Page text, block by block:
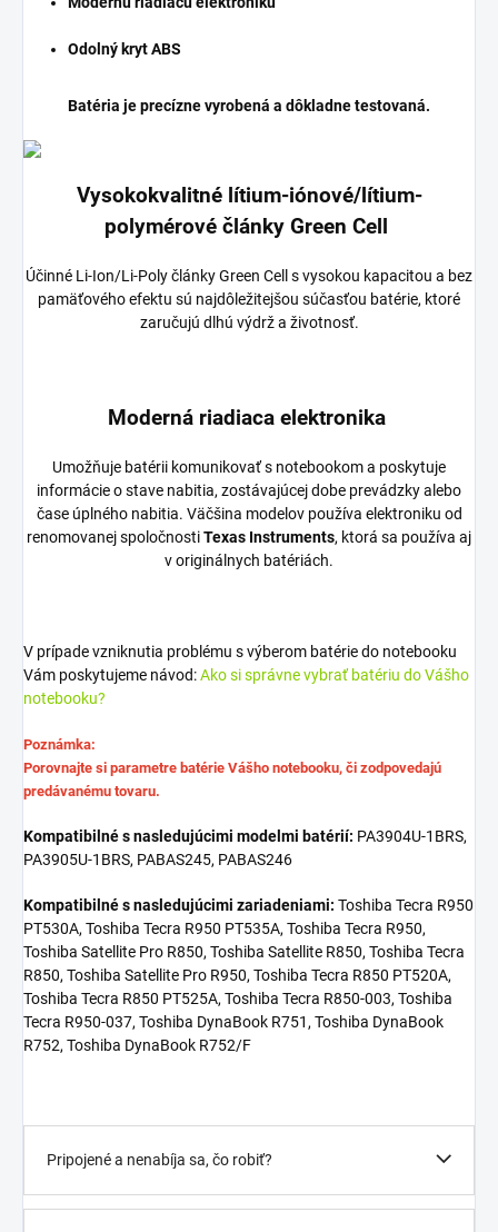
Odolný kryt ABS
Batéria je precízne vyrobená a dôkladne testovaná.
Vysokokvalitné lítium-iónové/lítium-
polymérové články Green Cell
Účinné Li-Ion/Li-Poly články Green Cell s vysokou kapacitou a bez
pamäťového efektu sú najdôležitejšou súčasťou batérie, ktoré
zaručujú dlhú výdrž a životnosť.
Moderná riadiaca elektronika
Umožňuje batérii komunikovať s notebookom a poskytuje
informácie o stave nabitia, zostávajúcej dobe prevádzky alebo
čase úplného nabitia. Väčšina modelov používa elektroniku od
renomovanej spoločnostiTexas Instruments, ktorá sa používa aj
v originálnych batériách.
V prípade vzniknutia problému s výberom batérie do notebooku
Vám poskytujeme návod:Ako si správne vybrať batériu do Vášho
notebooku?
Poznámka:
Porovnajte si parametre batérie Vášho notebooku, či zodpovedajú
predávanému tovaru.
Kompatibilné s nasledujúcimi modelmi batérií: PA3904U-1BRS,
PA3905U-1BRS, PABAS245, PABAS246
Kompatibilné s nasledujúcimi zariadeniami: Toshiba Tecra R950
PT530A, Toshiba Tecra R950 PT535A, Toshiba Tecra R950,
Toshiba Satellite Pro R850, Toshiba Satellite R850, Toshiba Tecra
R850, Toshiba Satellite Pro R950, Toshiba Tecra R850 PT520A,
Toshiba Tecra R850 PT525A, Toshiba Tecra R850-003, Toshiba
Tecra R950-037, Toshiba DynaBook R751, Toshiba DynaBook
R752, Toshiba DynaBook R752/F
Pripojené a nenabíja sa, čo robiť?